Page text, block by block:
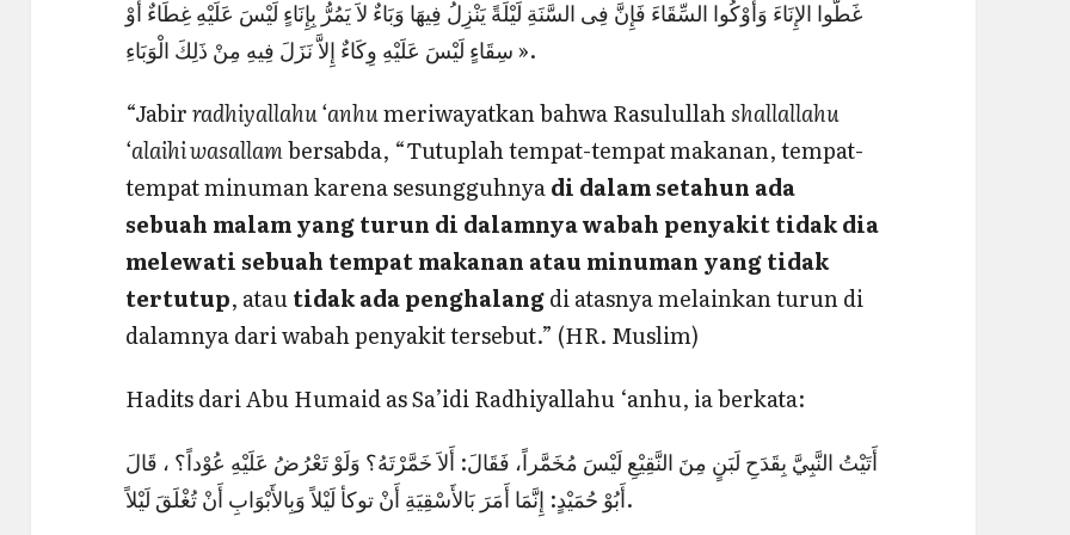
غَطُّوا الإِنَاءَ وَأَوْكُوا السِّقَاءَ فَإِنَّ فِى السَّنَةِ لَيْلَةً يَنْزِلُ فِيهَا وَبَاءٌ لاَ يَمُرُّ بِإِنَاءٍ لَيْسَ عَلَيْهِ غِطَاءٌ أَوْ
سِقَاءٍ لَيْسَ عَلَيْهِ وِكَاءٌ إِلاَّ نَزَلَ فِيهِ مِنْ ذَلِكَ الْوَبَاءِ ».
“Jabirradhiyallahu ‘anhumeriwayatkan bahwa Rasulullahshallallahu
‘alaihi wasallambersabda, “Tutuplah tempat-tempat makanan, tempat-
tempat minuman karena sesungguhnyadi dalam setahun ada
sebuah malam yang turun di dalamnya wabah penyakit tidak dia
melewati sebuah tempat makanan atau minuman yang tidak
tertutup, atautidak ada penghalangdi atasnya melainkan turun di
dalamnya dari wabah penyakit tersebut.” (HR. Muslim)
Hadits dari Abu Humaid as Sa’idi Radhiyallahu ‘anhu, ia berkata:
أَتَيْتُ النَّبِيَّ بِقَدَحِ لَبَنٍ مِنَ النَّقِيْعِ لَيْسَ مُخَمَّراً، فَقَالَ: أَلاَ خَمَّرْتَهُ؟ وَلَوْ تَعْرُضُ عَلَيْهِ عُوْداً؟ ، قَالَ
أَبُوْ حُمَيْدٍ: إِنَّمَا أَمَرَ بَالأَسْقِيَةِ أَنْ توكأ لَيْلاً وَبِالأَبْوَابِ أَنْ تُغْلَقَ لَيْلاً.